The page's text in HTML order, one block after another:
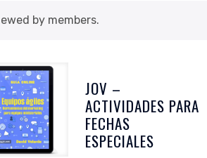
by members.
JOV –
ACTIVIDADES PARA
FECHAS
ESPECIALES